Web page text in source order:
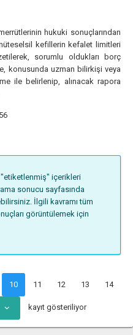
hukuki sonuçlarından
kefillerin kefalet limitleri
sorumlu oldukları borç
konusunda uzman bilirkişi veya
ile belirlenip, alınacak rapora
içerikleri
sonucu sayfasında
İlgili kavramı tüm
görüntülemek için
10 11 12 13 14
kayıt gösteriliyor